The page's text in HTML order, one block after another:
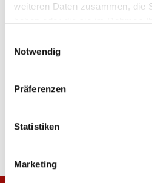
weiteren Daten zusammen, die
haben oder die sie im Rahmen
Notwendig
Präferenzen
Statistiken
Marketing
ÄHNLICHE